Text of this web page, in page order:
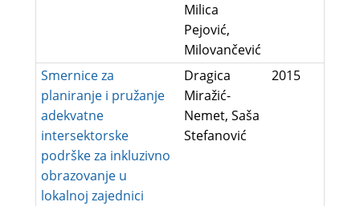
Milica
Pejović,
Milovančević
Smernice za
planiranje i pružanje
adekvatne
intersektorske
podrške za inkluzivno
obrazovanje u
lokalnoj zajednici
Dragica
Miražić-
Nemet,Saša
Stefanović
2015